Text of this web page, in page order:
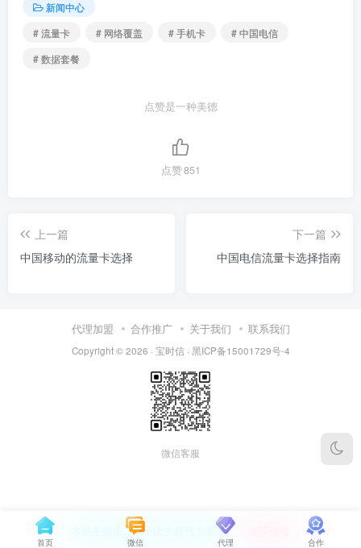
新闻中心
# 流量卡
# 网络覆盖 # 手机卡
# 中国电信
# 数据套餐
点赞是一种美德
点赞851
上一篇
中国移动的流量卡选择
下一篇
中国电信流量卡选择指南
代理加盟 合作推广 关于我们 联系我们
Copyright © 2026 · 宝时信· 黑ICP备15001729号-4
微信客服
首页 微信 代理 合作
本站主题由Zibll子比主题强力驱动